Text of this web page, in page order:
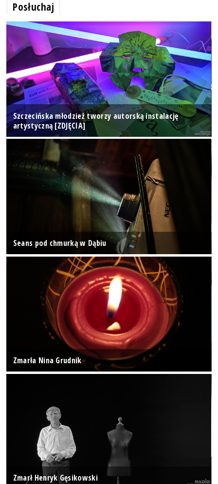
Posłuchaj
Szczecińska młodzież tworzy autorską instalację
artystyczną [ZDJĘCIA]
Seans pod chmurką w Dąbiu
Zmarła Nina Grudnik
Zmarł Henryk Gęsikowski